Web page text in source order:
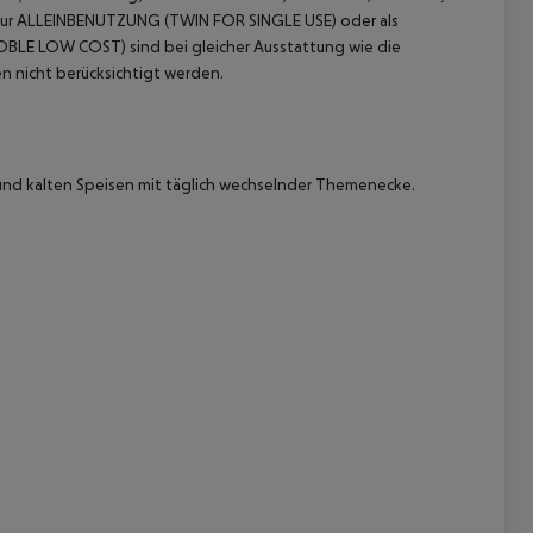
ALLEINBENUTZUNG (TWIN FOR SINGLE USE) oder als
LOW COST) sind bei gleicher Ausstattung wie die
nicht berücksichtigt werden.
kalten Speisen mit täglich wechselnder Themenecke.